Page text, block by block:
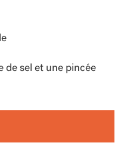
de sel et une pincée